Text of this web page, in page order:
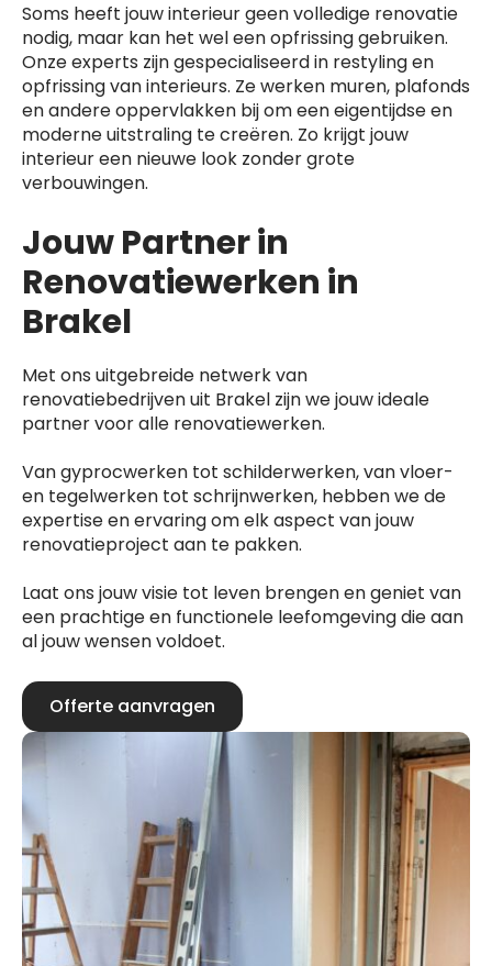
Soms heeft jouw interieur geen volledige renovatie
nodig, maar kan het wel een opfrissing gebruiken.
Onze experts zijn gespecialiseerd in restyling en
opfrissing van interieurs. Ze werken muren, plafonds
en andere oppervlakken bij om een eigentijdse en
moderne uitstraling te creëren. Zo krijgt jouw
interieur een nieuwe look zonder grote
verbouwingen.
Jouw Partner in
Renovatiewerken in
Brakel
Met ons uitgebreide netwerk van
renovatiebedrijven uit Brakel zijn we jouw ideale
partner voor alle renovatiewerken.
Van gyprocwerken tot schilderwerken, van vloer-
en tegelwerken tot schrijnwerken, hebben we de
expertise en ervaring om elk aspect van jouw
renovatieproject aan te pakken.
Laat ons jouw visie tot leven brengen en geniet van
een prachtige en functionele leefomgeving die aan
al jouw wensen voldoet.
Offerte aanvragen